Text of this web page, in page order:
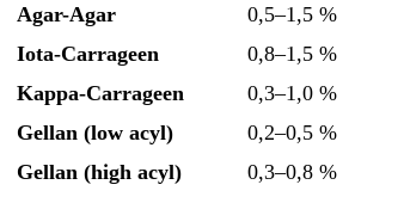
Agar-Agar
0,5–1,5 %
Iota-Carrageen
0,8–1,5 %
Kappa-Carrageen
0,3–1,0 %
Gellan (low acyl)
0,2–0,5 %
Gellan (high acyl)
0,3–0,8 %